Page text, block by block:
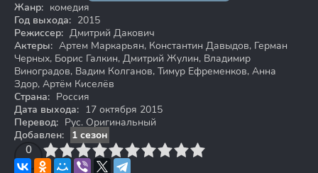
Жанр: комедия
Год выхода: 2015
Режиссер: Дмитрий Дакович
Актеры: Артем Маркарьян, Константин Давыдов, Герман
Черных, Борис Галкин, Дмитрий Жулин, Владимир
Виноградов, Вадим Колганов, Тимур Ефременков, Анна
Здор, Артём Киселёв
Страна: Россия
Дата выхода: 17 октября 2015
Перевод: Рус. Оригинальный
Добавлен:
1 сезон
0
4 6 7 8 9 10